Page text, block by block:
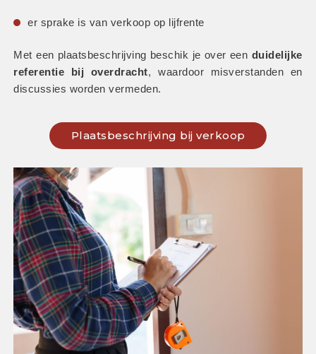
er sprake is van verkoop op lijfrente
Met een plaatsbeschrijving beschik je over een duidelijke
referentie bij overdracht, waardoor misverstanden en
discussies worden vermeden.
Plaatsbeschrijving bij verkoop